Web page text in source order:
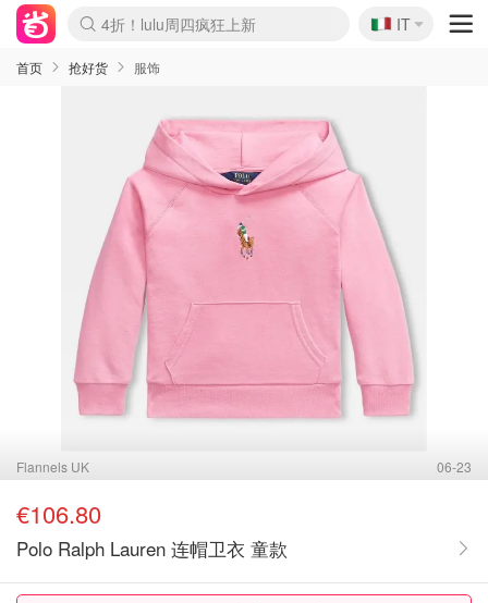
Boticinal 夏促开抢！
4折！lulu周四疯狂上新
速领！Stanley独家85折
Zalando 奥莱闪促！每日更新
🇮🇹
IT
首页 抢好货 服饰
Flannels UK 06-23
€106.80
Polo Ralph Lauren 连帽卫衣 童款